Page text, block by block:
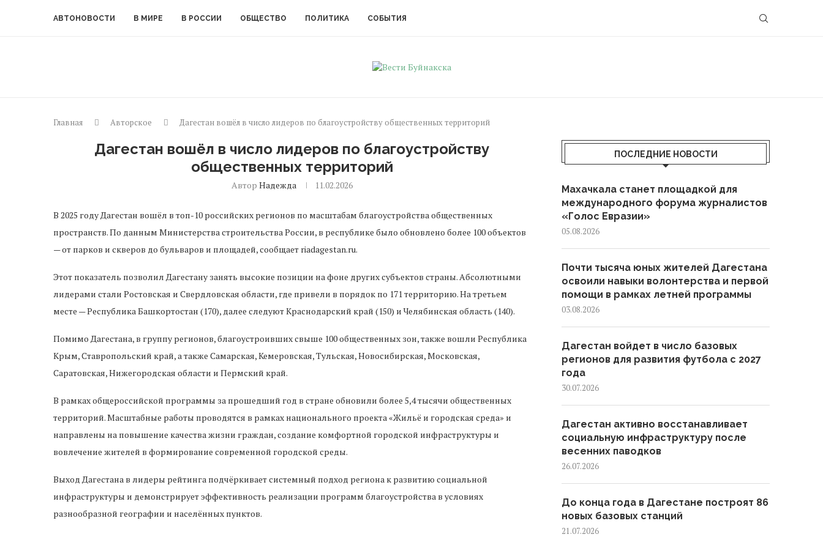
АВТОНОВОСТИ В МИРЕ В РОССИИ ОБЩЕСТВО ПОЛИТИКА СОБЫТИЯ
Главная Авторское Дагестан вошёл в число лидеров по благоустройству общественных территорий
Дагестан вошёл в число лидеров по благоустройству
общественных территорий
Автор Надежда 11.02.2026
В 2025 году Дагестан вошёл в топ-10 российских регионов по масштабам благоустройства общественных
пространств. По данным Министерства строительства России, в республике было обновлено более 100 объектов
— от парков и скверов до бульваров и площадей, сообщает riadagestan.ru.
Этот показатель позволил Дагестану занять высокие позиции на фоне других субъектов страны. Абсолютными
лидерами стали Ростовская и Свердловская области, где привели в порядок по 171 территорию. На третьем
месте — Республика Башкортостан (170), далее следуют Краснодарский край (150) и Челябинская область (140).
Помимо Дагестана, в группу регионов, благоустроивших свыше 100 общественных зон, также вошли Республика
Крым, Ставропольский край, а также Самарская, Кемеровская, Тульская, Новосибирская, Московская,
Саратовская, Нижегородская области и Пермский край.
В рамках общероссийской программы за прошедший год в стране обновили более 5,4 тысячи общественных
территорий. Масштабные работы проводятся в рамках национального проекта «Жильё и городская среда» и
направлены на повышение качества жизни граждан, создание комфортной городской инфраструктуры и
вовлечение жителей в формирование современной городской среды.
Выход Дагестана в лидеры рейтинга подчёркивает системный подход региона к развитию социальной
инфраструктуры и демонстрирует эффективность реализации программ благоустройства в условиях
разнообразной географии и населённых пунктов.
ПОСЛЕДНИЕ НОВОСТИ
Махачкала станет площадкой для
международного форума журналистов
«Голос Евразии»
05.08.2026
Почти тысяча юных жителей Дагестана
освоили навыки волонтерства и первой
помощи в рамках летней программы
03.08.2026
Дагестан войдет в число базовых
регионов для развития футбола с 2027
года
30.07.2026
Дагестан активно восстанавливает
социальную инфраструктуру после
весенних паводков
26.07.2026
До конца года в Дагестане построят 86
новых базовых станций
21.07.2026